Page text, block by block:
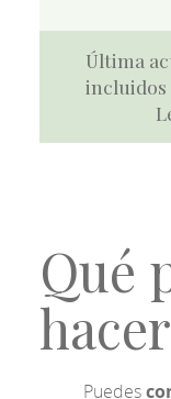
Última
incluidos
Qué
hacer
Puedes